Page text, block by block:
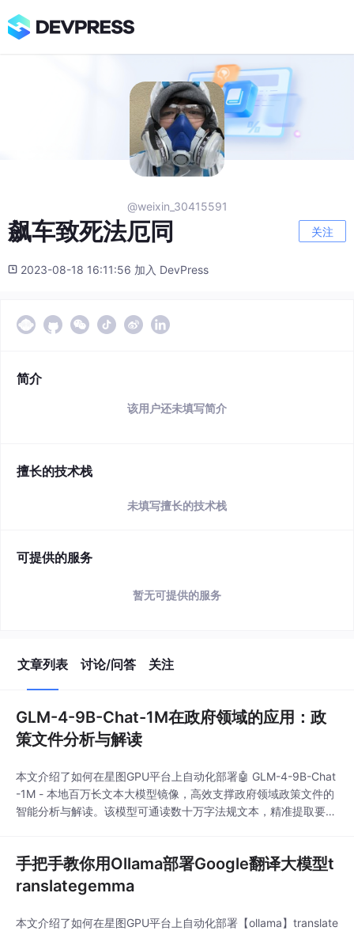
@weixin_30415591
飙车致死法厄同 关注
2023-08-18 16:11:56 加入 DevPress
简介
该用户还未填写简介
擅长的技术栈
未填写擅长的技术栈
可提供的服务
暂无可提供的服务
文章列表 讨论/问答 关注
GLM-4-9B-Chat-1M在政府领域的应用：政
策文件分析与解读
本文介绍了如何在星图GPU平台上自动化部署🤖 GLM-4-9B-Chat
-1M - 本地百万长文本大模型镜像，高效支撑政府领域政策文件的
智能分析与解读。该模型可通读数十万字法规文本，精准提取要
手把手教你用Ollama部署Google翻译大模型t
ranslategemma
本文介绍了如何在星图GPU平台上自动化部署【ollama】translate